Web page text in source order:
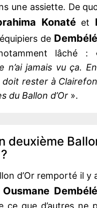
une assiette. De
Konatéet
de Dembélé
lâché :
n’ai jamais vu ça.
rester à
du Ballon d’Or ».
deuxième
d’Or remporté il y
Ousmane Dembélé
ce que d’autres ne